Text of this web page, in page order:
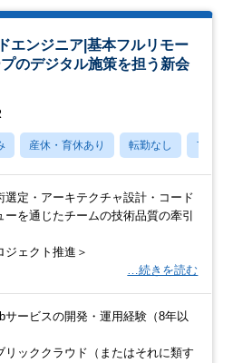
エンジニア|基本フルリモー
のデジタル施策を担う新会
産休・育休あり 転勤なし フレッ
選定・アーキテクチャ設計・コード
ーを通じたチームの技術品質の牽引
ジェクト推進＞
…続きを読む
サービスの開発・運用経験（8年以
リッククラウド（またはそれに類す